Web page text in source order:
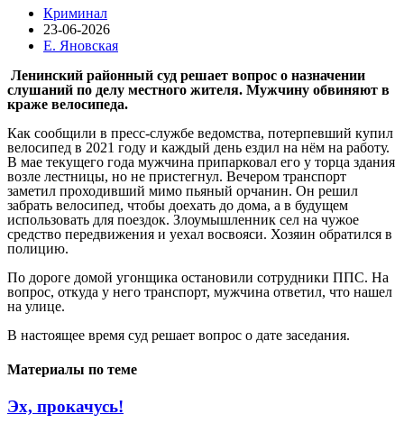
Криминал
23-06-2026
Е. Яновская
Ленинский районный суд решает вопрос о назначении
слушаний по делу местного жителя. Мужчину обвиняют в
краже велосипеда.
Как сообщили в пресс-службе ведомства, потерпевший купил
велосипед в 2021 году и каждый день ездил на нём на работу.
В мае текущего года мужчина припарковал его у торца здания
возле лестницы, но не пристегнул. Вечером транспорт
заметил проходивший мимо пьяный орчанин. Он решил
забрать велосипед, чтобы доехать до дома, а в будущем
использовать для поездок. Злоумышленник сел на чужое
средство передвижения и уехал восвояси. Хозяин обратился в
полицию.
По дороге домой угонщика остановили сотрудники ППС. На
вопрос, откуда у него транспорт, мужчина ответил, что нашел
на улице.
В настоящее время суд решает вопрос о дате заседания.
Материалы по теме
Эх, прокачусь!